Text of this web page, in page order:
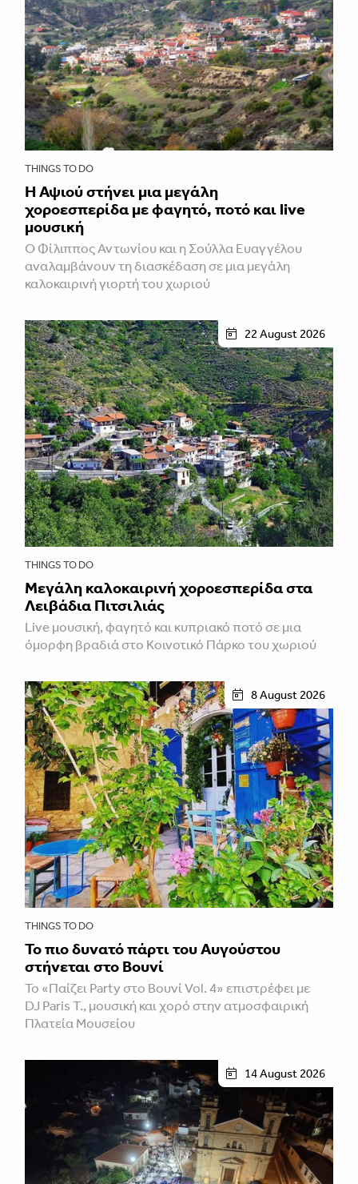
THINGS TO DO
Η Αψιού στήνει μια μεγάλη
χοροεσπερίδα με φαγητό, ποτό και live
μουσική
Ο Φίλιππος Αντωνίου και η Σούλλα Ευαγγέλου
αναλαμβάνουν τη διασκέδαση σε μια μεγάλη
καλοκαιρινή γιορτή του χωριού
22 August 2026
THINGS TO DO
Μεγάλη καλοκαιρινή χοροεσπερίδα στα
Λειβάδια Πιτσιλιάς
Live μουσική, φαγητό και κυπριακό ποτό σε μια
όμορφη βραδιά στο Κοινοτικό Πάρκο του χωριού
8 August 2026
THINGS TO DO
Το πιο δυνατό πάρτι του Αυγούστου
στήνεται στο Βουνί
Το «Παίζει Party στο Βουνί Vol. 4» επιστρέφει με
DJ Paris T., μουσική και χορό στην ατμοσφαιρική
Πλατεία Μουσείου
14 August 2026